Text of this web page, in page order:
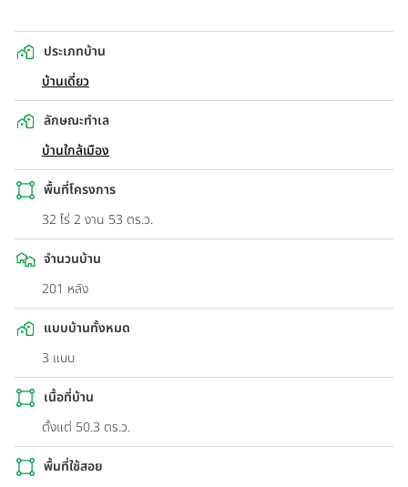
ประเภทบ้าน
บ้านเดี่ยว
ลักษณะทำเล
บ้านใกล้เมือง
พื้นที่โครงการ
32 ไร่ 2 งาน 53 ตร.ว.
จำนวนบ้าน
201 หลัง
แบบบ้านทั้งหมด
3 แบบ
เนื้อที่บ้าน
ตั้งแต่ 50.3 ตร.ว.
พื้นที่ใช้สอย